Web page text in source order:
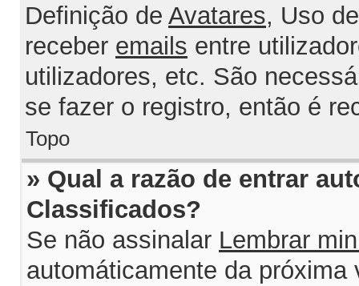
Definição de Avatares, Uso
receber emails entre
utilizadores, etc. São
se fazer o registro, então é
Topo
» Qual a razão de entrar
Classificados?
Se não assinalar Lembrar
automáticamente da